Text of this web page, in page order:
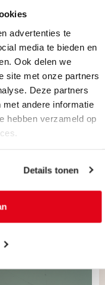
advertenties te
media te bieden en
Ook delen we
site met onze partners
Deze partners
andere informatie
hebben verzameld op
Details tonen